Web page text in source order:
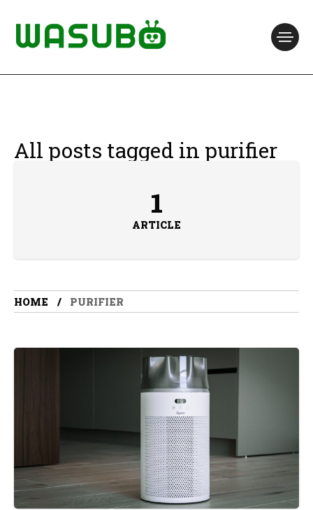
All posts tagged in purifier
1
ARTICLE
HOME PURIFIER